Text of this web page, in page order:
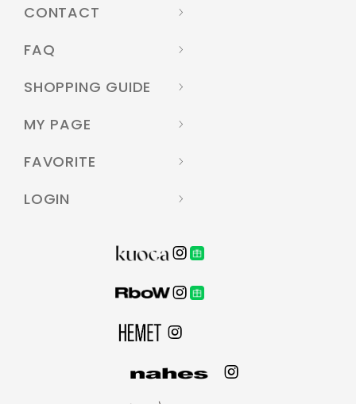
CONTACT
FAQ
SHOPPING GUIDE
MY PAGE
FAVORITE
LOGIN